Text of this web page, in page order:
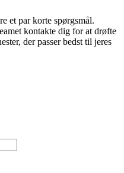
et par korte spørgsmål.
kontakte dig for at drøfte
der passer bedst til jeres